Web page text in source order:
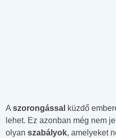
A szorongással küzdő
lehet. Ez azonban még nem
olyan szabályok, amelyeket